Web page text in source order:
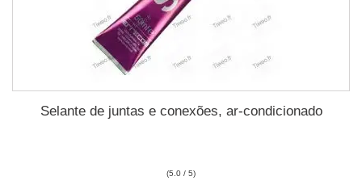
Selante de juntas e conexões, ar-condicionado
(5.0 / 5)